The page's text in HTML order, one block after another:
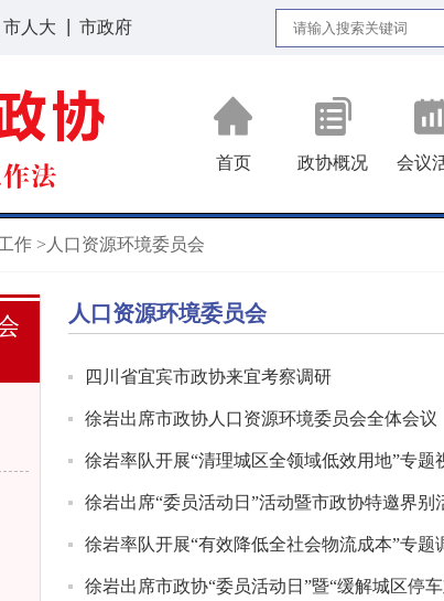
市人大 市政府
首页 政协概况 会议
作 >人口资源环境委员会
人口资源环境委员会
四川省宜宾市政协来宜考察调研
5月12日至13日，四川省宜宾市政协副主席李康
人资环委
徐岩出席市政协人口资源环境委员会全体会议
1月21日晚，市政协人口资源环境委员会召开全
人资环委
徐岩率队开展“清理城区全领域低效用地”专题
12月30日上午，市政协党组成员、副主席徐岩
人资环委
徐岩出席“委员活动日”活动暨市政协特邀界别
9月30日上午，市政协人资环委会同市国动办，
人资环委
徐岩率队开展“有效降低全社会物流成本”专题
6月17日，市政协党组成员、副主席徐岩率队开
徐岩出席市政协“委员活动日”暨“缓解城区停